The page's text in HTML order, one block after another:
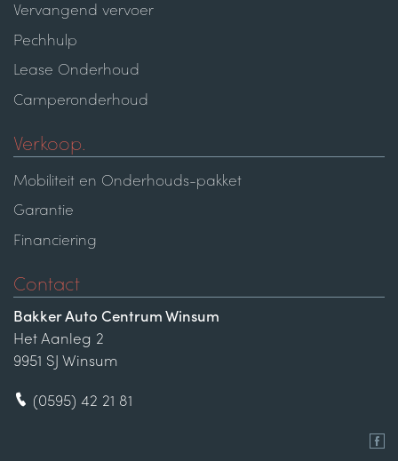
Vervangend vervoer
Pechhulp
Lease Onderhoud
Camperonderhoud
Verkoop.
Mobiliteit en Onderhouds-pakket
Garantie
Financiering
Contact
Bakker Auto Centrum Winsum
Het Aanleg 2
9951 SJ Winsum
(0595) 42 21 81